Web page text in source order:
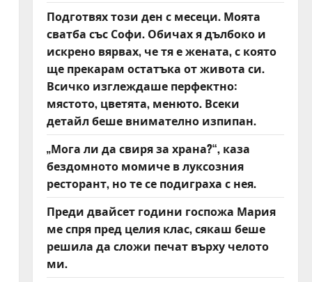
Подготвях този ден с месеци. Моята
сватба със Софи. Обичах я дълбоко и
искрено вярвах, че тя е жената, с която
ще прекарам остатъка от живота си.
Всичко изглеждаше перфектно:
мястото, цветята, менюто. Всеки
детайл беше внимателно изпипан.
„Мога ли да свиря за храна?“, каза
бездомното момиче в луксозния
ресторант, но те се подиграха с нея.
Преди двайсет години госпожа Мария
ме спря пред целия клас, сякаш беше
решила да сложи печат върху челото
ми.